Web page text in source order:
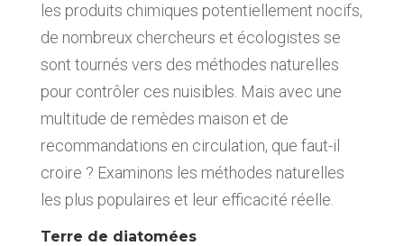
les produits chimiques potentiellement nocifs,
de nombreux chercheurs et écologistes se
sont tournés vers des méthodes naturelles
pour contrôler ces nuisibles. Mais avec une
multitude de remèdes maison et de
recommandations en circulation, que faut-il
croire ? Examinons les méthodes naturelles
les plus populaires et leur efficacité réelle.
Terre de diatomées